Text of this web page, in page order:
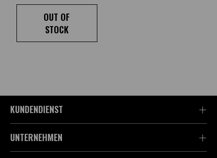
OUT OF
STOCK
KUNDENDIENST
UNTERNEHMEN